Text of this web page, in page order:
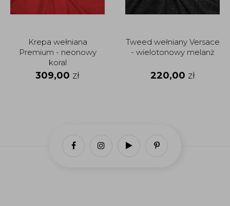
Krepa wełniana
Premium - neonowy
koral
309,00 zł
Tweed wełniany Versace
- wielotonowy melanż
220,00 zł